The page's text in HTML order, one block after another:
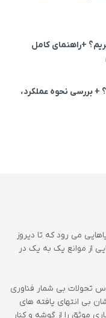
+راهنمای کامل
بررسی نحوه عملکرد،
می رود که تا دیروز
از موانع یک به یک در
تحولات بی شمار فناوری
بی انتهای یافته های
موثق را از گوشه و کنار